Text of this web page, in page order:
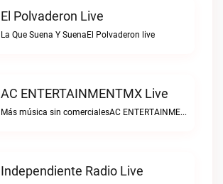
El Polvaderon Live
La Que Suena Y SuenaEl Polvaderon live
AC ENTERTAINMENTMX Live
Más música sin comercialesAC ENTERTAINMENTMX live
Independiente Radio Live